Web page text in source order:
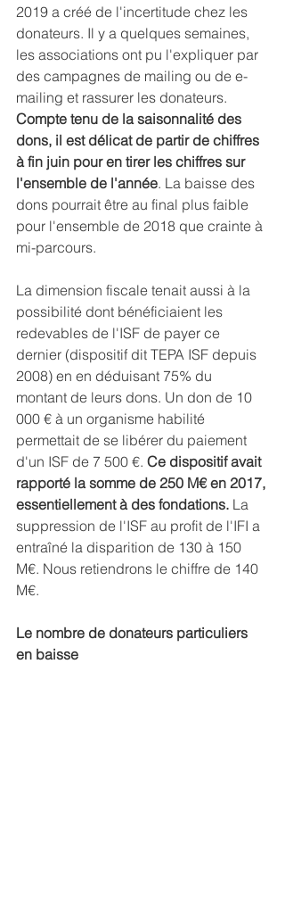
2019 a créé de l'incertitude chez les
donateurs. Il y a quelques semaines,
les associations ont pu l'expliquer par
des campagnes de mailing ou de e-
mailing et rassurer les donateurs.
Compte tenu de la saisonnalité des
dons, il est délicat de partir de chiffres
à fin juin pour en tirer les chiffres sur
l'ensemble de l'année. La baisse des
dons pourrait être au final plus faible
pour l'ensemble de 2018 que crainte à
mi-parcours.
La dimension fiscale tenait aussi à la
possibilité dont bénéficiaient les
redevables de l'ISF de payer ce
dernier (dispositif dit TEPA ISF depuis
2008) en en déduisant 75% du
montant de leurs dons. Un don de 10
000 € à un organisme habilité
permettait de se libérer du paiement
d'un ISF de 7 500 €. Ce dispositif avait
rapporté la somme de 250 M€ en 2017,
essentiellement à des fondations. La
suppression de l'ISF au profit de l'IFI a
entraîné la disparition de 130 à 150
M€. Nous retiendrons le chiffre de 140
M€.
Le nombre de donateurs particuliers
en baisse